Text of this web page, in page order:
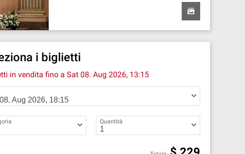
i biglietti
in vendita fino aSat 08. Aug 2026, 13:15
Quantità